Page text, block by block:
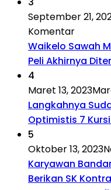
September 21,
Komentar
Waikelo Sawah
Peli Akhirnya
4
Maret 13, 2023
Langkahnya
Optimistis 7 Kursi
5
Oktober 13, 2023
Karyawan
Berikan SK